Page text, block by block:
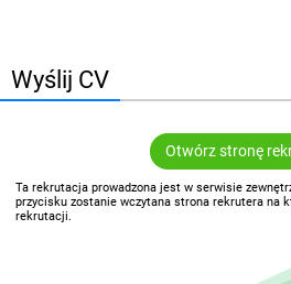
Wyślij CV
Otwórz stronę
Ta rekrutacja prowadzona jest w serwisie
przycisku zostanie wczytana strona rekrutera na
rekrutacji.